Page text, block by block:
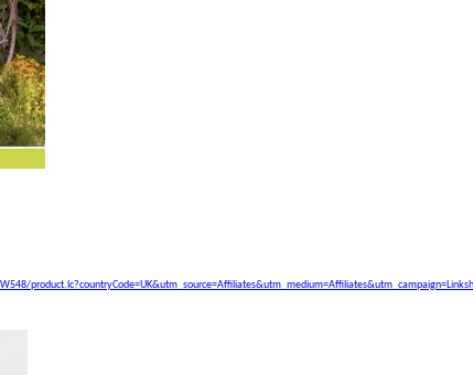
product.lc?countryCode=UK&utm_source=Affiliates&utm_ medium=Affiliates&utm_